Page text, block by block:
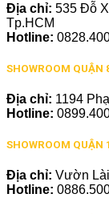
Địa chỉ: 535 Đỗ
Tp.HCM
Hotline:
SHOWROOM QUẬN
Địa chỉ: 1194
Hotline:
SHOWROOM QUẬN
Địa chỉ: Vườn
Hotline: